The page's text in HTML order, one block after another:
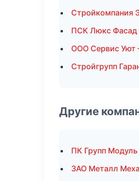
Стройкомпания
ПСК Люкс
ООО Сервис Уют
Стройгрупп
Другие
ПК Групп Модуль
ЗАО Металл